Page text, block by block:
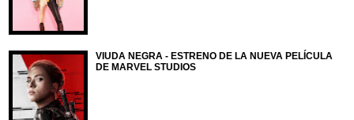
VIUDA NEGRA - ESTRENO DE LA NUEVA PELÍCULA
DE MARVEL STUDIOS